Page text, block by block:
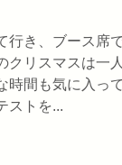
き、ブース席
リスマスは一
間も気に入っ
ストを...